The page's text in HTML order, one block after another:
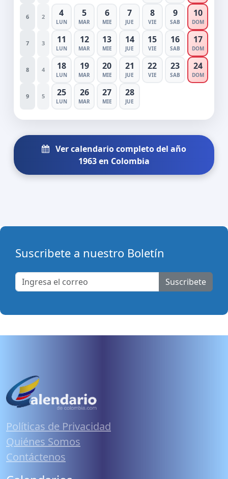
6 2 4
LUN
5
MAR
6
MIE
7
JUE
8
VIE
9
SAB
10
DOM
7 3 11
LUN
12
MAR
13
MIE
14
JUE
15
VIE
16
SAB
17
DOM
8 4 18
LUN
19
MAR
20
MIE
21
JUE
22
VIE
23
SAB
24
DOM
9 5 25
LUN
26
MAR
27
MIE
28
JUE
Ver calendario completo del año
1963 en Colombia
Suscribete a nuestro Boletín
Suscribete
Políticas de Privacidad
Quiénes Somos
Contáctenos